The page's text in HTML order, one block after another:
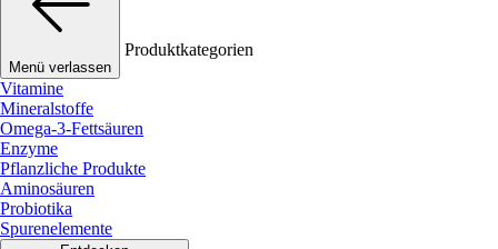
Menü verlassen
Produktkategorien
Vitamine
Mineralstoffe
Omega-3-Fettsäuren
Enzyme
Pflanzliche Produkte
Aminosäuren
Probiotika
Spurenelemente